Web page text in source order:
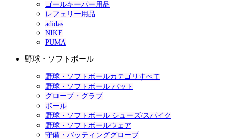
ゴールキーパー用品
レフェリー用品
adidas
NIKE
PUMA
野球・ソフトボール
野球・ソフトボールカテゴリすべて
野球・ソフトボール バット
グローブ・グラブ
ボール
野球・ソフトボール シューズ/スパイク
野球・ソフトボールウェア
守備・バッティンググローブ